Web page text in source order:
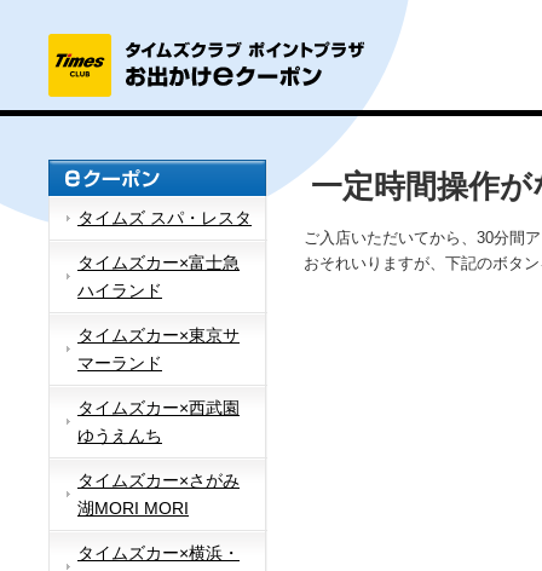
タイムズ スパ・レスタ
タイムズカー×富士急
ハイランド
タイムズカー×東京サ
マーランド
タイムズカー×西武園
ゆうえんち
タイムズカー×さがみ
湖MORI MORI
タイムズカー×横浜・
一定時間操作
ご入店いただいてから、30分間
おそれいりますが、下記のボタ